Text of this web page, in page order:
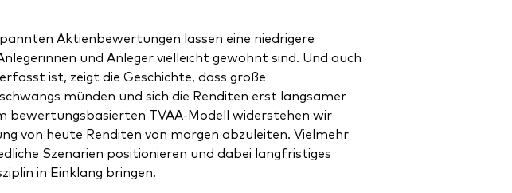
Aktienbewertungen lassen eine niedrigere
und Anleger vielleicht gewohnt sind. Und auch
ist, zeigt die Geschichte, dass große
münden und sich die Renditen erst langsamer
bewertungsbasierten TVAA-Modell widerstehen wir
von heute Renditen von morgen abzuleiten. Vielmehr
Szenarien positionieren und dabei langfristiges
in Einklang bringen.